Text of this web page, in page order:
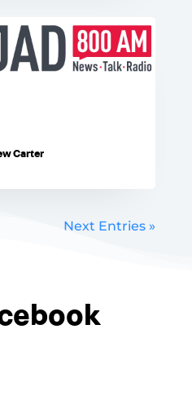
Carter
Next Entries »